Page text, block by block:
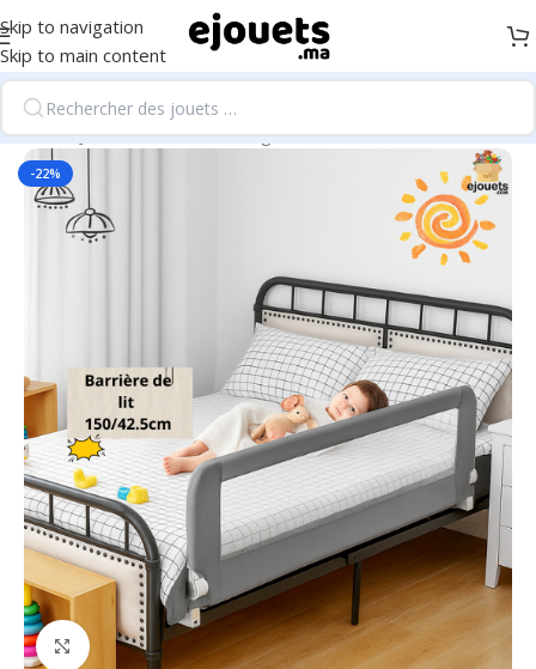
Skip to navigation
Skip to main content
Accueil/Jouets d'éveil et 1er âge
-22%
Click to enlarge